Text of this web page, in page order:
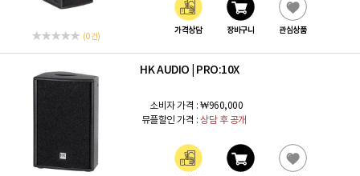
(0 건)
가격상담 장바구니 관심상품
HK AUDIO PRO:10X
소비자 가격 : ₩960,000
뮤플할인 가격 : 상담 후 공개